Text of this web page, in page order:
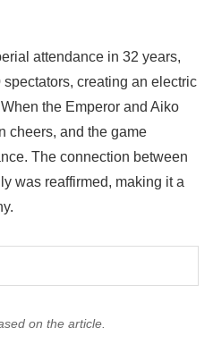
attendance in 32 years,
creating an electric
the Emperor and Aiko
cheers, and the game
The connection between
was reaffirmed, making it a
on the article.